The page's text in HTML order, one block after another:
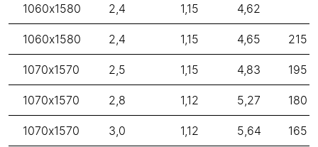
1060x1580 2,4 1,15 4,62
1060x1580 2,4 1,15 4,65 215
1070x1570 2,5 1,15 4,83 195
1070x1570 2,8 1,12 5,27 180
1070x1570 3,0 1,12 5,64 165